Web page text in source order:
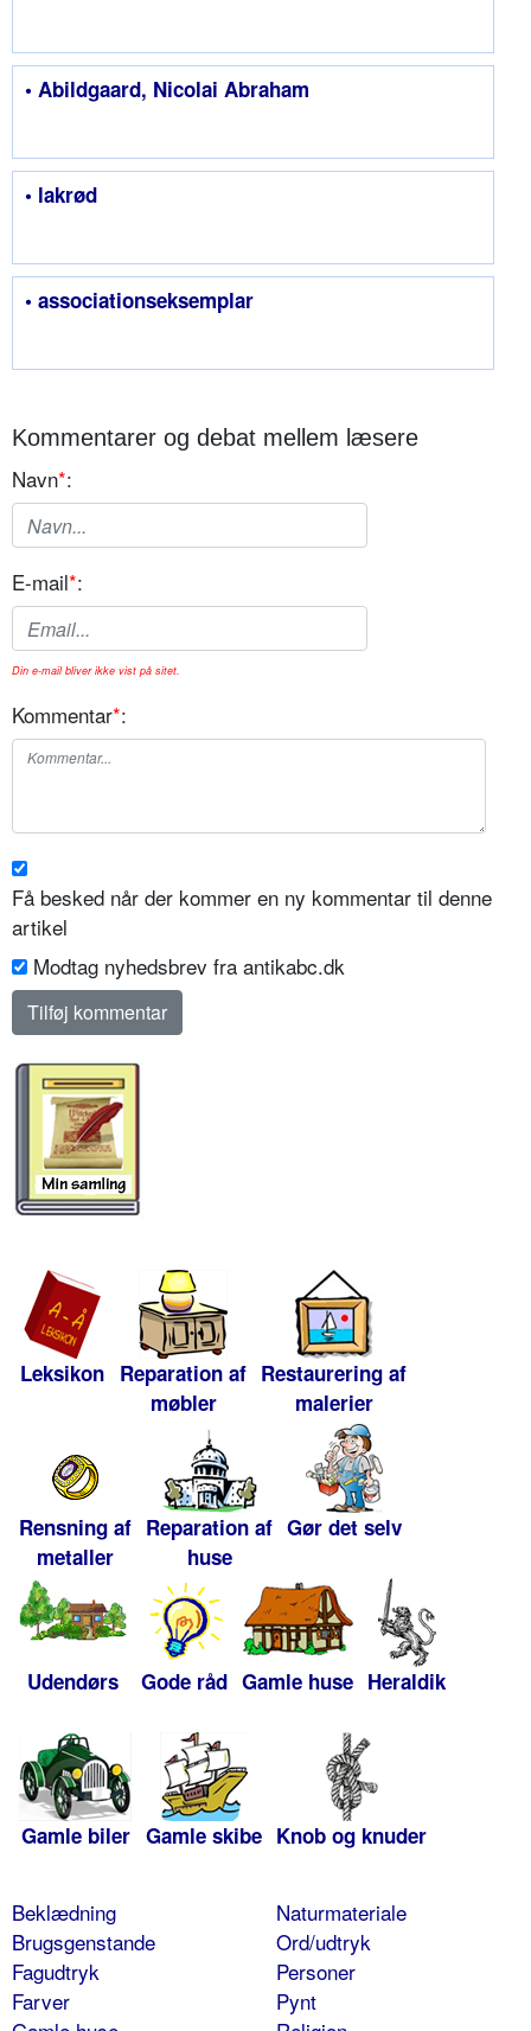
• Abildgaard, Nicolai Abraham
• lakrød
• associationseksemplar
Kommentarer og debat mellem læsere
Navn*:
E-mail*:
Din e-mail bliver ikke vist på sitet.
Kommentar*:
Få besked når der kommer en ny kommentar til denne
artikel
Modtag nyhedsbrev fra antikabc.dk
Leksikon Reparation af
møbler
Restaurering af
malerier
Rensning af
metaller
Reparation af
huse
Gør det selv
Udendørs Gode råd Gamle huse Heraldik
Gamle biler Gamle skibe Knob og knuder
Beklædning
Brugsgenstande
Fagudtryk
Farver
Naturmateriale
Ord/udtryk
Personer
Pynt